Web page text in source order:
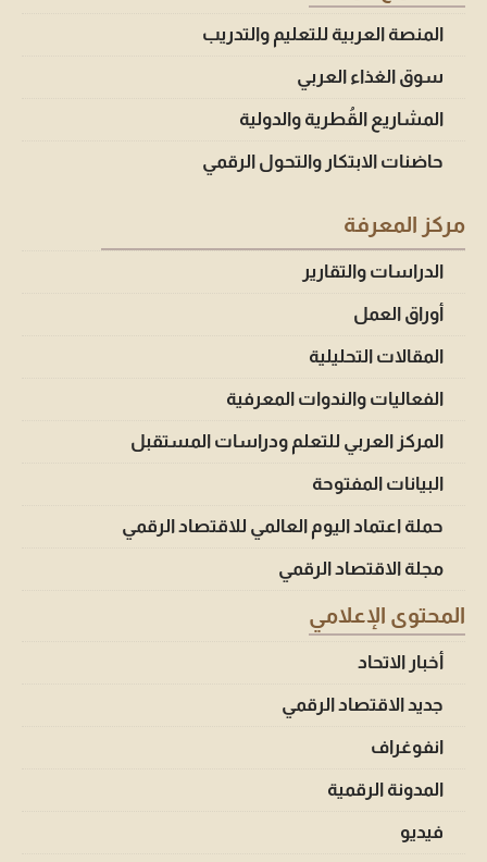
المنصة العربية للتعليم والتدريب
سوق الغذاء العربي
المشاريع القُطرية والدولية
حاضنات الابتكار والتحول الرقمي
مركز المعرفة
الدراسات والتقارير
أوراق العمل
المقالات التحليلية
الفعاليات والندوات المعرفية
المركز العربي للتعلم ودراسات المستقبل
البيانات المفتوحة
حملة اعتماد اليوم العالمي للاقتصاد الرقمي
مجلة الاقتصاد الرقمي
المحتوى الإعلامي
أخبار الاتحاد
جديد الاقتصاد الرقمي
انفوغراف
المدونة الرقمية
فيديو